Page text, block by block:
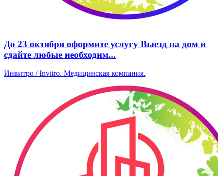
До 23 октября оформите услугу Выезд на дом и
сдайте любые необходим...
Инвитро / Invitro. ​Медицинская компания.